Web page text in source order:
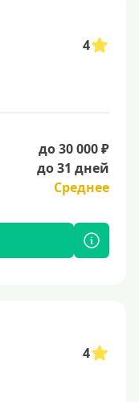
4
до 30 000 ₽
до 31 дней
Среднее
4